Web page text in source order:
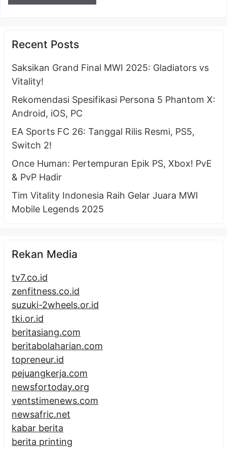
Recent Posts
Saksikan Grand Final MWI 2025: Gladiators vs
Vitality!
Rekomendasi Spesifikasi Persona 5 Phantom X:
Android, iOS, PC
EA Sports FC 26: Tanggal Rilis Resmi, PS5,
Switch 2!
Once Human: Pertempuran Epik PS, Xbox! PvE
& PvP Hadir
Tim Vitality Indonesia Raih Gelar Juara MWI
Mobile Legends 2025
Rekan Media
tv7.co.id
zenfitness.co.id
suzuki-2wheels.or.id
tki.or.id
beritasiang.com
beritabolaharian.com
topreneur.id
pejuangkerja.com
newsfortoday.org
ventstimenews.com
newsafric.net
kabar berita
berita printing